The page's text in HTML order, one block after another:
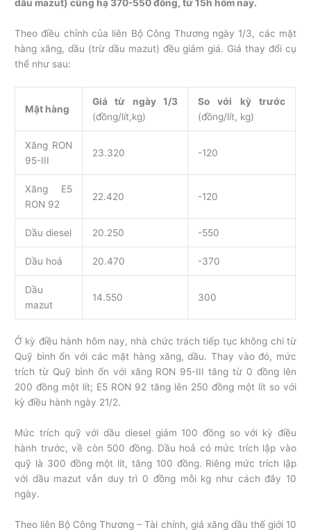
dầu mazut) cũng hạ 370-550 đồng, từ 15h hôm nay.
Theo điều chỉnh của liên Bộ Công Thương ngày 1/3, các mặt
hàng xăng, dầu (trừ dầu mazut) đều giảm giá. Giá thay đổi cụ
thể như sau:
Mặt hàng
Giá từ ngày 1/3
(đồng/lít,kg)
So với kỳ trước
(đồng/lít, kg)
Xăng RON
95-III
23.320 -120
Xăng E5
RON 92
22.420 -120
Dầu diesel 20.250 -550
Dầu hoả 20.470 -370
Dầu
mazut
14.550 300
Ở kỳ điều hành hôm nay, nhà chức trách tiếp tục không chi từ
Quỹ bình ổn với các mặt hàng xăng, dầu. Thay vào đó, mức
trích từ Quỹ bình ổn với xăng RON 95-III tăng từ 0 đồng lên
200 đồng một lít; E5 RON 92 tăng lên 250 đồng một lít so với
kỳ điều hành ngày 21/2.
Mức trích quỹ với dầu diesel giảm 100 đồng so với kỳ điều
hành trước, về còn 500 đồng. Dầu hoả có mức trích lập vào
quỹ là 300 đồng một lít, tăng 100 đồng. Riêng mức trích lập
với dầu mazut vẫn duy trì 0 đồng mỗi kg như cách đây 10
ngày.
Theo liên Bộ Công Thương – Tài chính, giá xăng dầu thế giới 10